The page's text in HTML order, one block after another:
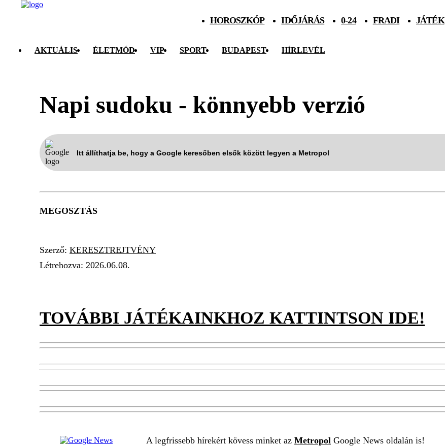
HOROSZKÓP IDŐJÁRÁS 0-24 FRADI JÁTÉK
AKTUÁLIS ÉLETMÓD VIP SPORT BUDAPEST HÍRLEVÉL
Napi sudoku - könnyebb verzió
Itt állíthatja be, hogy a Google keresőben elsők között legyen a Metropol
MEGOSZTÁS
Szerző: KERESZTREJTVÉNY
Létrehozva: 2026.06.08.
TOVÁBBI JÁTÉKAINKHOZ KATTINTSON IDE!
A legfrissebb hírekért kövess minket az Metropol Google News oldalán is!